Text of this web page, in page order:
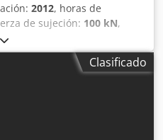
2012, horas de
de sujeción: 100 kN,
201 cm³
5,400 kg, diámetro del
, Flete: ex location Cedpfx
a convenir Condiciones de
de la máquina,
Clasificado